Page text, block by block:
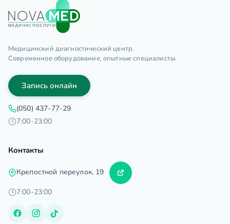
Медицинский диагностический центр.
Современное оборудование, опытные специалисты.
Запись онлайн
(050) 437-77-29
7:00-23:00
Контакты
Крепостной переулок, 19
7:00-23:00